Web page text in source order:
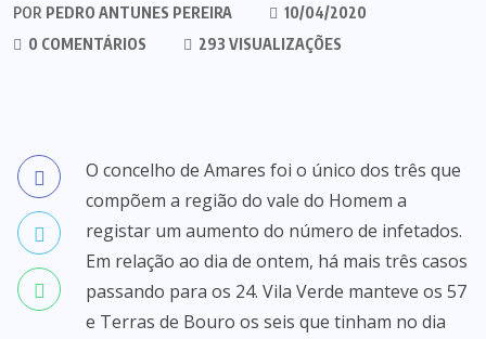
POR PEDRO ANTUNES PEREIRA
10/04/2020
0 COMENTÁRIOS
293 VISUALIZAÇÕES
O concelho de Amares foi o único dos três que
compõem a região do vale do Homem a
registar um aumento do número de infetados.
Em relação ao dia de ontem, há mais três casos
passando para os 24. Vila Verde manteve os 57
e Terras de Bouro os seis que tinham no dia